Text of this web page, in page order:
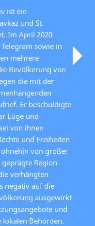
ist ein
und St.
Im April 2020
sowie in
mehrere
Bevölkerung von
die mit der
Er beschuldigte
Lüge und
von ihnen
und Freiheiten
von großer
Region
verhängten
negativ auf die
ausgewirkt
und
lokalen Behörden.